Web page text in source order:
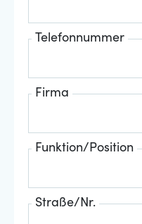
Telefonnummer
Firma
Funktion/Position
Straße/Nr.